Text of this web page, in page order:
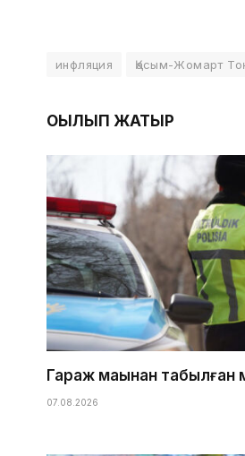
инфляция Қасым-Жомарт
ОҚЫЛЫП ЖАТЫР
Гараж маңынан табылған
07.08.2026